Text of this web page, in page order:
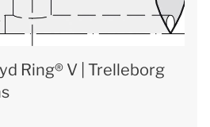
Ring® V | Trelleborg